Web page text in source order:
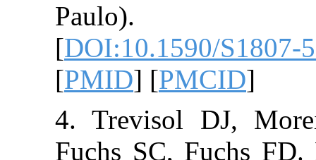
Paulo).
[DOI:10.1590/
[ PMID] [
4. Trevisol
Fuchs SC,